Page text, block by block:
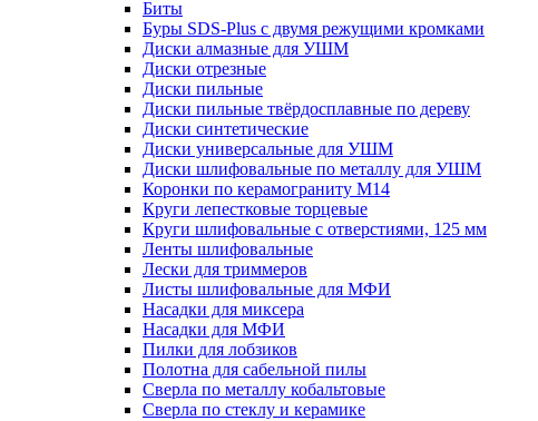
Биты
Буры SDS-Plus c двумя режущими кромками
Диски алмазные для УШМ
Диски отрезные
Диски пильные
Диски пильные твёрдосплавные по дереву
Диски синтетические
Диски универсальные для УШМ
Диски шлифовальные по металлу для УШМ
Коронки по керамограниту M14
Круги лепестковые торцевые
Круги шлифовальные с отверстиями, 125 мм
Ленты шлифовальные
Лески для триммеров
Листы шлифовальные для МФИ
Насадки для миксера
Насадки для МФИ
Пилки для лобзиков
Полотна для сабельной пилы
Сверла по металлу кобальтовые
Сверла по стеклу и керамике